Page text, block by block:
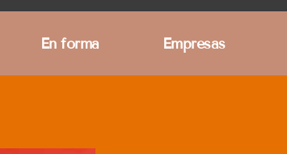
En forma Empresas